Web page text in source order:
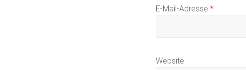
E-Mail-Adresse *
Website